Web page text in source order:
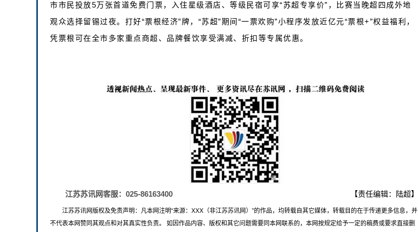
市市民投放5万张首道免费门票，入住星级酒店、等级民宿可享“苏超专享价”，比赛当晚超四成外地
观众选择留锡过夜。打好“票根经济”牌，“苏超”期间“一票欢购”小程序发放近亿元“票根+”权益福利，
凭票根可在全市多家重点商超、品牌餐饮享受满减、折扣等专属优惠。
江苏苏讯网客服：025-86163400 【责任编辑：陆超】
江苏苏讯网版权及免责声明：凡本网注明“来源：XXX（非江苏苏讯网）”的作品，均转载自其它媒体，转载目的在于传递更多信息，并
不代表本网赞同其观点和对其真实性负责。 如因作品内容、版权和其它问题需要同本网联系的，本网按规定给予一定的稿费或要求直接删